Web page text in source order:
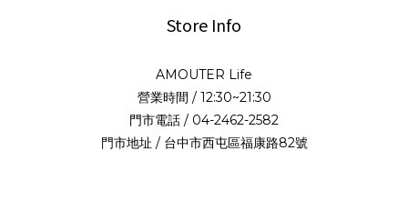
Store Info
AMOUTER Life
營業時間 / 12:30~21:30
門市電話 / 04-2462-2582
門市地址 / 台中市西屯區福康路82號